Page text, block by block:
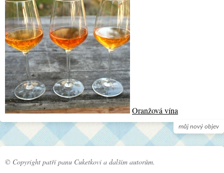
můj nový objev
Oranžová vína
© Copyright patří panu Cuketkovi a dalším autorům.